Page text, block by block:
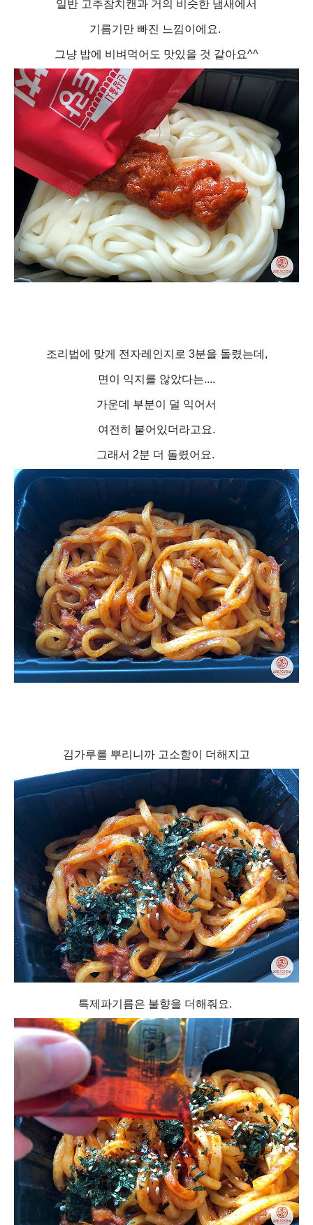
일반 고추참치캔과 거의 비슷한 냄새에서
기름기만 빠진 느낌이에요.
그냥 밥에 비벼먹어도 맛있을 것 같아요^^
조리법에 맞게 전자레인지로 3분을 돌렸는데,
면이 익지를 않았다는....
가운데 부분이 덜 익어서
여전히 붙어있더라고요.
그래서 2분 더 돌렸어요.
김가루를 뿌리니까 고소함이 더해지고
특제파기름은 불향을 더해줘요.